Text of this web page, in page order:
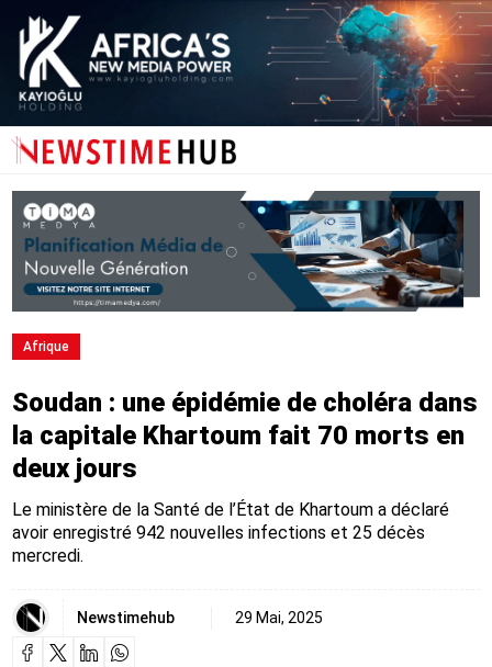
Afrique
Soudan : une épidémie de choléra dans
la capitale Khartoum fait 70 morts en
deux jours
Le ministère de la Santé de l’État de Khartoum a déclaré
avoir enregistré 942 nouvelles infections et 25 décès
mercredi.
Newstimehub 29 Mai, 2025